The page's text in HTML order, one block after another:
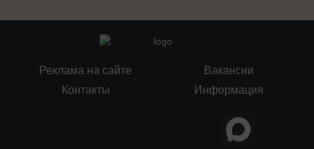
Реклама на сайте
Контакты
Вакансии
Информация